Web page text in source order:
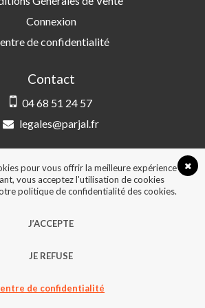
Connexion
de confidentialité
Contact
04 68 51 24 57
legales@parjal.fr
Amand, 66000 Perpignan
Tous droits réservés - Design &
pour vous offrir la meilleure expérience en
vous acceptez l'utilisation de cookies
politique de confidentialité des cookies.
J’ACCEPTE
JE REFUSE
de confidentialité